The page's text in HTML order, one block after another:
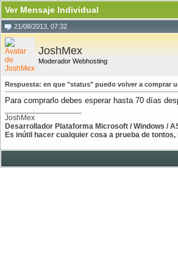
Ver Mensaje Individual
21/08/2013, 07:32
JoshMex
Moderador Webhosting
Respuesta: en que "status" puedo volver a comprar
Para comprarlo debes esperar hasta 70 días
JoshMex
Desarrollador Plataforma Microsoft / Windows /
Es inútil hacer cualquier cosa a prueba de